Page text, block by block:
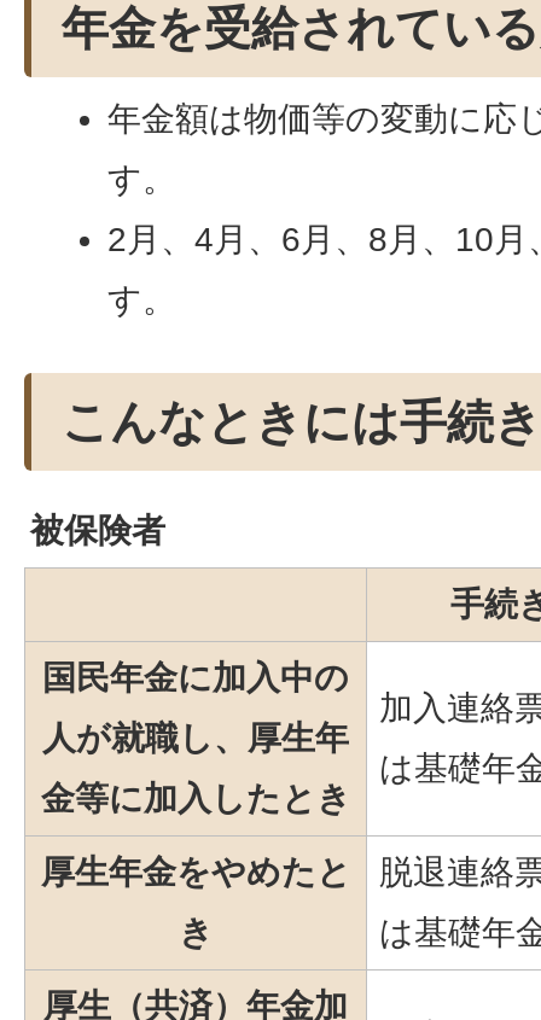
年金を受給されてい
年金額は物価等の変動に応
す。
2月、4月、6月、8月、10
す。
こんなときには手続
被保険者
手続
国民年金に加入中の
人が就職し、厚生年
金等に加入したとき
加入連絡
は基礎年
厚生年金をやめたと
き
脱退連絡
は基礎年
厚生（共済）年金加